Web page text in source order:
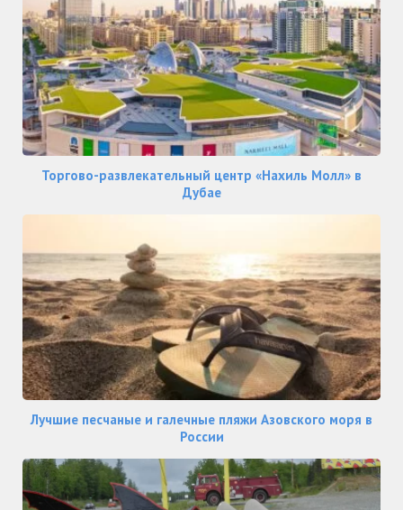
Торгово-развлекательный центр «Нахиль Молл» в
Дубае
Лучшие песчаные и галечные пляжи Азовского моря в
России